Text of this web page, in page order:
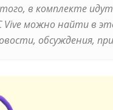
в комплекте
Vive можно найти в
обсуждения,